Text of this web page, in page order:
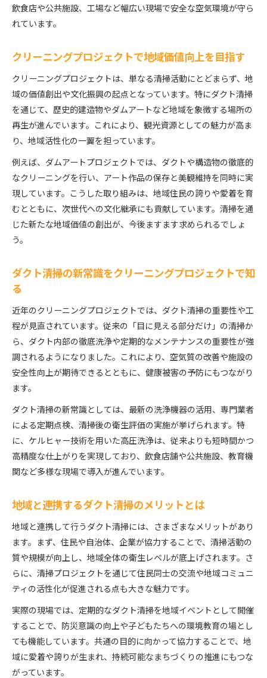
ダクト清掃現場の技術革新と感動の体験談
チームで挑むダクト清掃の工夫と成果
ダクト清掃で次世代に伝える美しい景観づくり
クリーニングプロジェクトが果たす教育的役割
地域と協力し美しさを継ぐダクト清掃の実践
ケルヒャー技術で守る未来の文化遺産
ダクト清掃がつなぐ地域の歴史と未来
飲食店や公共施設、工場など幅広い現場で安全な空気環境が守ら
れています。
クリーニングプロジェクトで地域価値向上を目指す
クリーニングプロジェクトは、単なる清掃活動にとどまらず、地
域の価値創出や文化振興の起点となっています。特にダクト清掃
を通じて、歴史的建造物やダムアートなど地域を象徴する場所の
再生が進んでいます。これにより、観光資源としての魅力が高ま
り、地域活性化の一翼を担っています。
例えば、ダムアートプロジェクトでは、ダクトや構造物の徹底的
なクリーニングを行い、アート作品の保存と美観維持を同時に実
現しています。こうした取り組みは、地域住民の誇りや愛着を育
むとともに、次世代への文化継承にも貢献しています。清掃を通
じた新たな地域価値の創出が、今後ますます求められるでしょ
う。
ダクト清掃の新常識をクリーニングプロジェクトで知
る
近年のクリーニングプロジェクトでは、ダクト清掃の重要性や工
程が見直されています。従来の「目に見える部分だけ」の清掃か
ら、ダクト内部の徹底洗浄や定期的なメンテナンスの重要性が強
調されるようになりました。これにより、空気質の改善や施設の
安全性向上が期待できるとともに、健康被害の予防にもつながり
ます。
ダクト清掃の新常識としては、最新の洗浄機器の活用、専門業者
による定期点検、清掃後の衛生評価の実施が挙げられます。特
に、ケルヒャー技術を用いた高圧洗浄は、従来よりも短時間かつ
高精度な仕上がりを実現しており、飲食店舗や公共施設、教育機
関など多様な現場で導入が進んでいます。
地域と連携するダクト清掃のメリットとは
地域と連携して行うダクト清掃には、さまざまなメリットがあり
ます。まず、住民や自治体、企業が協力することで、清掃活動の
質や規模が向上し、地域全体の衛生レベルが底上げされます。さ
らに、清掃プロジェクトを通じて住民同士の交流や地域コミュニ
ティの活性化が促進される点も大きな魅力です。
実際の現場では、定期的なダクト清掃を地域イベントとして開催
することで、防災意識の向上や子どもたちへの環境教育の場とし
ても機能しています。共通の目的に向かって協力することで、地
域に愛着や誇りが生まれ、持続可能なまちづくりの推進にもつな
がっています。